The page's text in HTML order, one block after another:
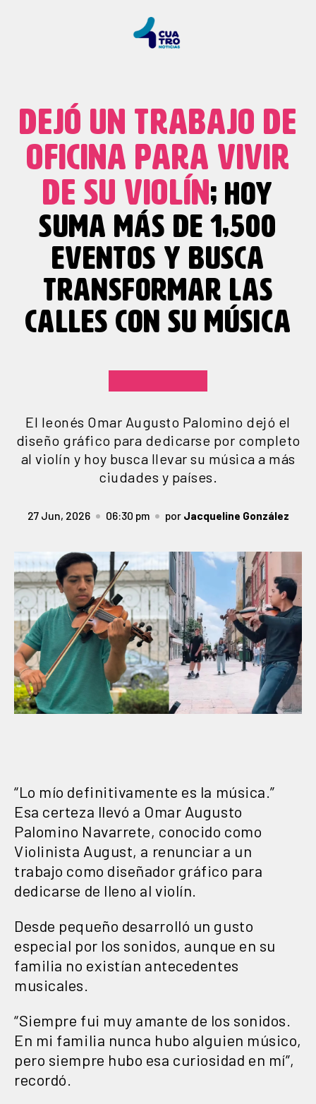
DEJÓ UN TRABAJO DE
OFICINA PARA VIVIR
DE SU VIOLÍN; HOY
SUMA MÁS DE 1,500
EVENTOS Y BUSCA
TRANSFORMAR LAS
CALLES CON SU MÚSICA
El leonés Omar Augusto Palomino dejó el
diseño gráfico para dedicarse por completo
al violín y hoy busca llevar su música a más
ciudades y países.
27 Jun, 2026 06:30 pm por Jacqueline González
“Lo mío definitivamente es la música.”
Esa certeza llevó a Omar Augusto
Palomino Navarrete, conocido como
Violinista August, a renunciar a un
trabajo como diseñador gráfico para
dedicarse de lleno al violín.
Desde pequeño desarrolló un gusto
especial por los sonidos, aunque en su
familia no existían antecedentes
musicales.
“Siempre fui muy amante de los sonidos.
En mi familia nunca hubo alguien músico,
pero siempre hubo esa curiosidad en mí”,
recordó.